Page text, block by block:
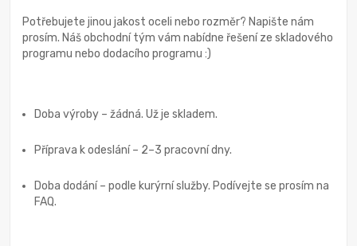
Potřebujete jinou jakost oceli nebo rozměr? Napište nám
prosím. Náš obchodní tým vám nabídne řešení ze skladového
programu nebo dodacího programu :)
Doba výroby – žádná. Už je skladem.
Příprava k odeslání – 2–3 pracovní dny.
Doba dodání – podle kurýrní služby. Podívejte se prosím na
FAQ.